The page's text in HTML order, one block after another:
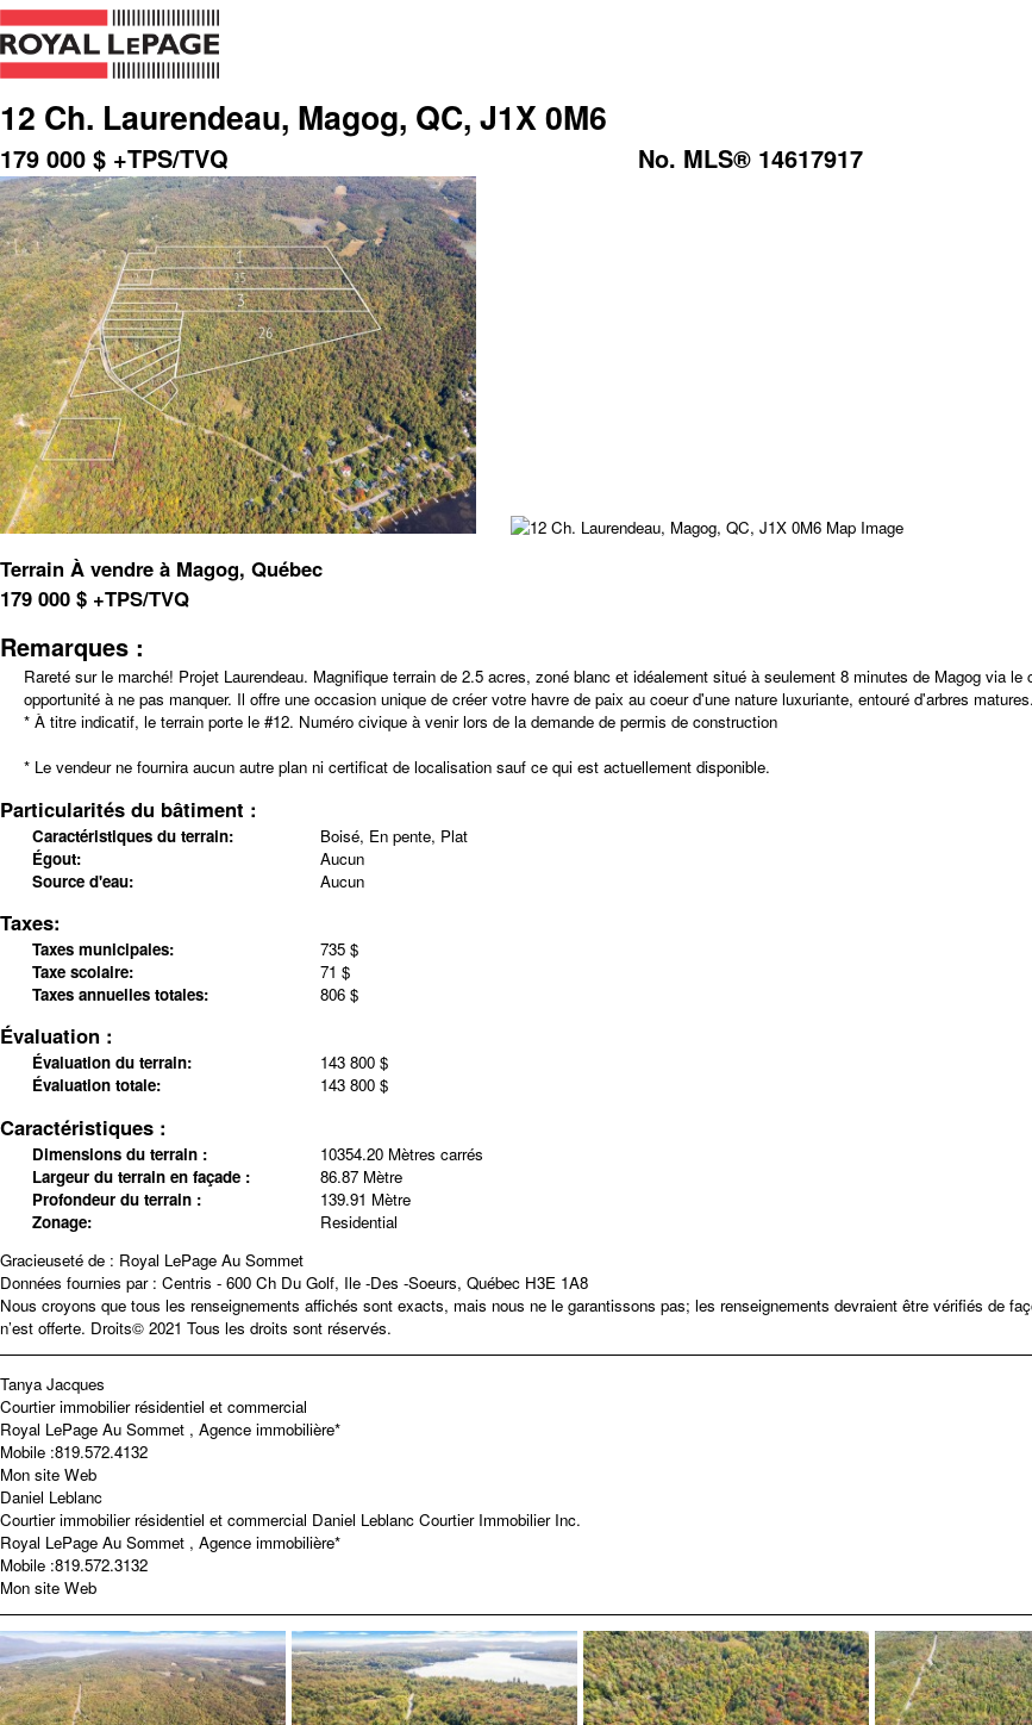
12 Ch. Laurendeau, Magog, QC, J1X 0M6
179 000 $ +TPS/TVQ No. MLS® 14617917
Terrain À vendre à Magog, Québec
179 000 $ +TPS/TVQ
Remarques :
Rareté sur le marché! Projet Laurendeau. Magnifique terrain de 2.5 acres, zoné blanc et idéalement situé à seulement 8 minutes de Magog via
opportunité à ne pas manquer. Il offre une occasion unique de créer votre havre de paix au coeur d'une nature luxuriante, entouré d'arbres
* À titre indicatif, le terrain porte le #12. Numéro civique à venir lors de la demande de permis de construction
* Le vendeur ne fournira aucun autre plan ni certificat de localisation sauf ce qui est actuellement disponible.
Particularités du bâtiment :
Caractéristiques du terrain:
Boisé, En pente, Plat
Égout:
Aucun
Source d'eau:
Aucun
Taxes:
Taxes municipales:
735 $
Taxe scolaire:
71 $
Taxes annuelles totales:
806 $
Évaluation :
Évaluation du terrain:
143 800 $
Évaluation totale:
143 800 $
Caractéristiques :
Dimensions du terrain :
10354.20 Mètres carrés
Largeur du terrain en façade :
86.87 Mètre
Profondeur du terrain :
139.91 Mètre
Zonage:
Residential
Gracieuseté de : Royal LePage Au Sommet
Données fournies par : Centris - 600 Ch Du Golf, Ile -Des -Soeurs, Québec H3E 1A8
Nous croyons que tous les renseignements affichés sont exacts, mais nous ne le garantissons pas; les renseignements devraient être vérifiés de
n’est offerte. Droits© 2021 Tous les droits sont réservés.
Tanya Jacques
Courtier immobilier résidentiel et commercial
Royal LePage Au Sommet , Agence immobilière*
Mobile :819.572.4132
Mon site Web
Daniel Leblanc
Courtier immobilier résidentiel et commercial Daniel Leblanc Courtier Immobilier Inc.
Royal LePage Au Sommet , Agence immobilière*
Mobile :819.572.3132
Mon site Web